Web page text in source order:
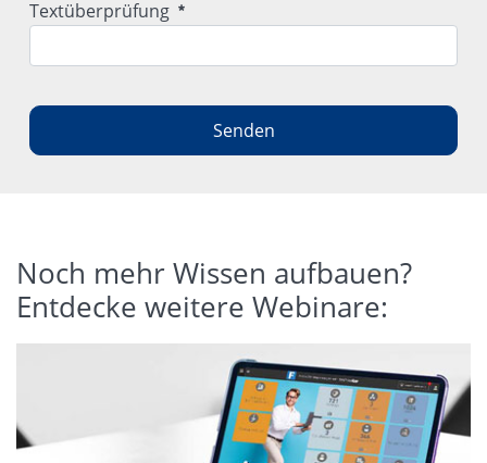
Textüberprüfung Erforderlich
Senden
Noch mehr Wissen aufbauen?
Entdecke weitere Webinare: